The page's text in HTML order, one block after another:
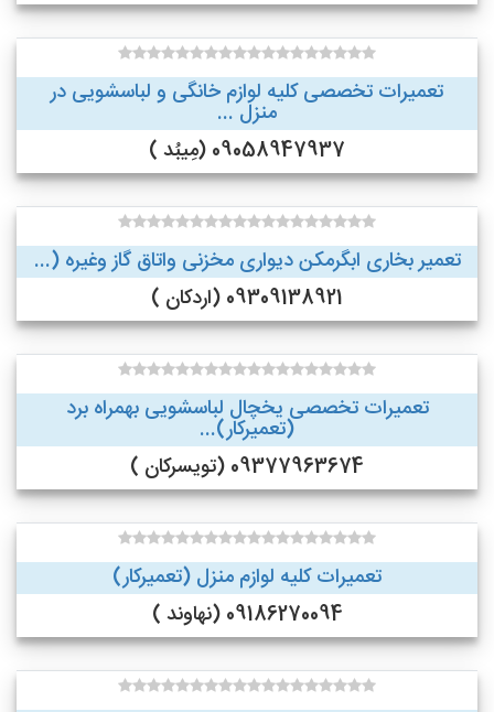
تعمیرات تخصصی کلیه لوازم خانگی و لباسشویی در
منزل ...
09058947937 (مِیبُد )
تعمیر بخاری ابگرمکن دیواری مخزنی واتاق گاز وغیره (...
09309138921 (اردکان )
تعمیرات تخصصی یخچال لباسشویی بهمراه برد
(تعمیرکار)...
09377963674 (تویسرکان )
تعمیرات کلیه لوازم منزل (تعمیرکار)
09186270094 (نهاوند )